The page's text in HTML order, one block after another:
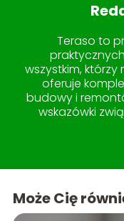
Teraso to
wszystkim,
oferuje
budowy i
wskazówki
domu jeszcze
idealne
pięknych i
Może Cię